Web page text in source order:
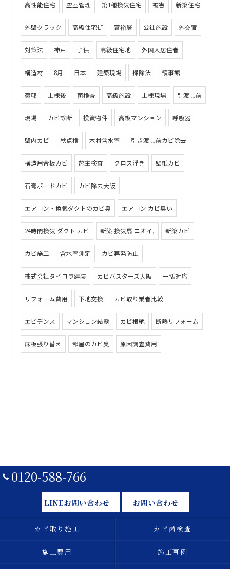
高性能住宅 空室管理 第1種換気住宅 被害 新築住宅
外壁クラック 高級住宅街 富裕層 公社施設 外交官
対策法 神戸 子供 高級住宅地 外国人居住者
構造材 8月 日本 建築現場 掃除法 領事館
豪邸 上棟後 菌検査 高級施設 上棟現場 引渡し前
現場 カビ診断 投資物件 高級マンション 呼吸器
壁内カビ 秋点検 木材含水率 引き渡し前カビ除去
構造用合板カビ 施主検査 クロス浮き 壁紙カビ
石膏ボードカビ カビ除去大阪
エアコン・換気ダクトのカビ臭 エアコン カビ臭い
24時間換気 ダクト カビ 新築 換気扇 ニオイ, 新築カビ
カビ施工 含水率測定 カビ再発防止
株式会社タイコウ建装 カビバスターズ大阪 一括対応
リフォーム費用 下地交換 カビ取り業者比較
エビデンス マンション結露 カビ根絶 断熱リフォーム
床板張り替え 部屋のカビ臭 原因調査費用
0120-588-766
LINEお問い合わせ お問い合わせ
カビ取り施工 カビ菌検査
施工費用 施工事例